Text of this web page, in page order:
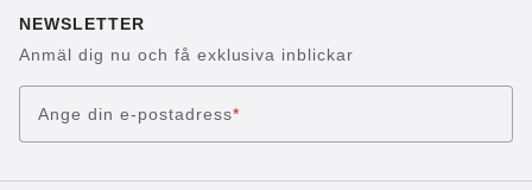
NEWSLETTER
Anmäl dig nu och få exklusiva inblickar
Ange din e-postadress*